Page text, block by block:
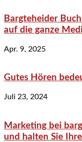
Bargteheider
auf die ganze
Apr. 9, 2025
Gutes Hören
Juli 23, 2024
Marketing bei
und halten Sie